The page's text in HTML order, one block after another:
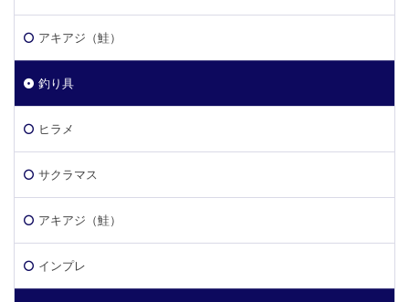
アキアジ（鮭）
釣り具
ヒラメ
サクラマス
アキアジ（鮭）
インプレ